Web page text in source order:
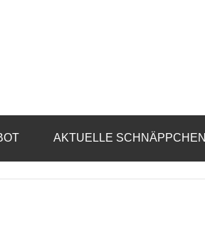
AKTUELLE SCHNÄPPCHEN